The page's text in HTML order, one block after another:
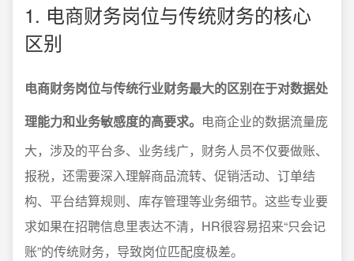
1. 电商财务岗位与传统财务的核心
区别
电商财务岗位与传统行业财务最大的区别在于对数据处
理能力和业务敏感度的高要求。 电商企业的数据流量庞
大，涉及的平台多、业务线广，财务人员不仅要做账、
报税，还需要深入理解商品流转、促销活动、订单结
构、平台结算规则、库存管理等业务细节。这些专业要
求如果在招聘信息里表达不清，HR很容易招来“只会记
账”的传统财务，导致岗位匹配度极差。